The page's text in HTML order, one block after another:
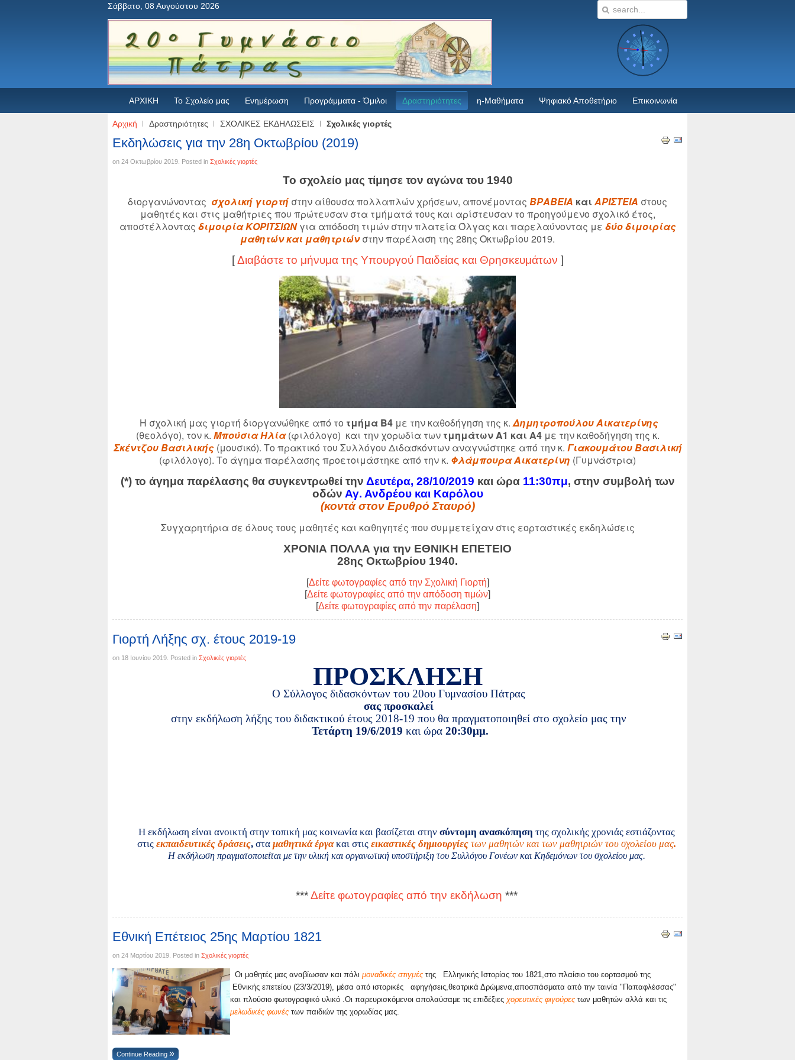
Σάββατο, 08 Αυγούστου 2026
ΑΡΧΙΚΗ Το Σχολείο μας Ενημέρωση Προγράμματα - Όμιλοι Δραστηριότητες η-Μαθήματα Ψηφιακό Αποθετήριο Επικοινωνία
Αρχική Δραστηριότητες ΣΧΟΛΙΚΕΣ ΕΚΔΗΛΩΣΕΙΣ Σχολικές γιορτές
Εκδηλώσεις για την 28η Οκτωβρίου (2019)
on 24 Οκτωβρίου 2019 . Posted in Σχολικές γιορτές
Το σχολείο μας τίμησε τον αγώνα του 1940
διοργανώνοντας σχολική γιορτή στην αίθουσα πολλαπλών χρήσεων, απονέμοντας ΒΡΑΒΕΙΑ και ΑΡΙΣΤΕΙΑ στους
μαθητές και στις μαθήτριες που πρώτευσαν στα τμήματά τους και αρίστευσαν το προηγούμενο σχολικό έτος,
αποστέλλοντας διμοιρία ΚΟΡΙΤΣΙΩΝγια απόδοση τιμών στην πλατεία Όλγας και παρελαύνοντας με δύο διμοιρίας
μαθητών και μαθητριώνστην παρέλαση της 28ης Οκτωβρίου 2019.
[Διαβάστε το μήνυμα της Υπουργού Παιδείας και Θρησκευμάτων ]
Η σχολική μας γιορτή διοργανώθηκε από το τμήμα Β4με την καθοδήγηση της κ.Δημητροπούλου Αικατερίνης
(θεολόγο), τον κ. Μπούσια Ηλία (φιλόλογο) και την χορωδία των τμημάτων Α1 και Α4με την καθοδήγηση της κ.
Σκέντζου Βασιλικής (μουσικό). Το πρακτικό του Συλλόγου Διδασκόντων αναγνώστηκε από την κ. Γιακουμάτου Βασιλική
(φιλόλογο). Το άγημα παρέλασης προετοιμάστηκε από την κ. Φλάμπουρα Αικατερίνη (Γυμνάστρια)
(*) το άγημα παρέλασης θα συγκεντρωθεί την Δευτέρα, 28/10/2019 και ώρα 11:30πμ, στην συμβολή των
οδών Αγ. Ανδρέου και Καρόλου
(κοντά στον Ερυθρό Σταυρό)
Συγχαρητήρια σε όλους τους μαθητές και καθηγητές που συμμετείχαν στις εορταστικές εκδηλώσεις
ΧΡΟΝΙΑ ΠΟΛΛΑ για την ΕΘΝΙΚΗ ΕΠΕΤΕΙΟ
28ης Οκτωβρίου 1940.
[Δείτε φωτογραφίες από την Σχολική Γιορτή]
[Δείτε φωτογραφίες από την απόδοση τιμών]
[Δείτε φωτογραφίες από την παρέλαση]
Γιορτή Λήξης σχ. έτους 2019-19
on 18 Ιουνίου 2019 . Posted in Σχολικές γιορτές
ΠΡΟΣΚΛΗΣΗ
Ο Σύλλογος διδασκόντων του 20ου Γυμνασίου Πάτρας
σας προσκαλεί
στην εκδήλωση λήξης του διδακτικού έτους 2018-19 που θα πραγματοποιηθεί στο σχολείο μας την
Τετάρτη 19/6/2019καιώρα20:30μμ.
Η εκδήλωση είναι ανοικτή στην τοπική μας κοινωνία και βασίζεται στην σύντομη ανασκόπηση της σχολικής χρονιάς εστιάζοντας
στις εκπαιδευτικές δράσεις,στα μαθητικά έργα και στις εικαστικές δημιουργίες των μαθητών και των μαθητριών του σχολείου μας.
Η εκδήλωση πραγματοποιείται με την υλική και οργανωτική υποστήριξη του Συλλόγου Γονέων και Κηδεμόνων του σχολείου μας.
***Δείτε φωτογραφίες από την εκδήλωση ***
Εθνική Επέτειος 25ης Μαρτίου 1821
on 24 Μαρτίου 2019 . Posted in Σχολικές γιορτές
Οι μαθητές μας αναβίωσαν και πάλι μοναδικές στιγμές της Ελληνικής Ιστορίας του 1821,στο πλαίσιο του εορτασμού της
Εθνικής επετείου (23/3/2019), μέσα από ιστορικές αφηγήσεις,θεατρικά Δρώμενα,αποσπάσματα από την ταινία "Παπαφλέσσας"
και πλούσιο φωτογραφικό υλικό .Οι παρευρισκόμενοι απολαύσαμε τις επιδέξιες χορευτικές φιγούρες των μαθητών αλλά και τις
μελωδικές φωνές των παιδιών της χορωδίας μας.
Continue Reading